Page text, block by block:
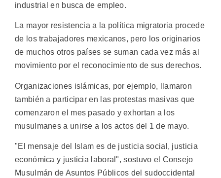
industrial en busca de empleo.
La mayor resistencia a la política migratoria procede
de los trabajadores mexicanos, pero los originarios
de muchos otros países se suman cada vez más al
movimiento por el reconocimiento de sus derechos.
Organizaciones islámicas, por ejemplo, llamaron
también a participar en las protestas masivas que
comenzaron el mes pasado y exhortan a los
musulmanes a unirse a los actos del 1 de mayo.
"El mensaje del Islam es de justicia social, justicia
económica y justicia laboral", sostuvo el Consejo
Musulmán de Asuntos Públicos del sudoccidental